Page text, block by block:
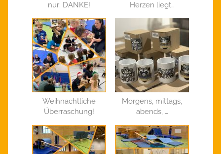
nur: DANKE!
Herzen liegt…
Weihnachtliche
Überraschung!
Morgens, mittags,
abends, …